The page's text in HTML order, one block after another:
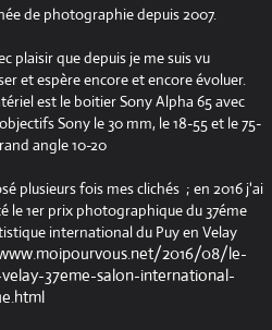
de photographie depuis 2007.
plaisir que depuis je me suis vu
et espère encore et encore évoluer.
est le boitier Sony Alpha 65 avec
Sony le 30 mm, le 18-55 et le 75-
angle 10-20
plusieurs fois mes clichés ; en 2016 j'ai
le 1er prix photographique du 37éme
international du Puy en Velay
2016/08/le-
37eme-salon-international-